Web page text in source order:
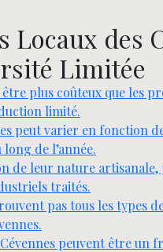
des
Limitée
plus coûteux que les
limité.
peut varier en fonction
de l’année.
de leur nature
traités.
pas tous les types
peuvent être un